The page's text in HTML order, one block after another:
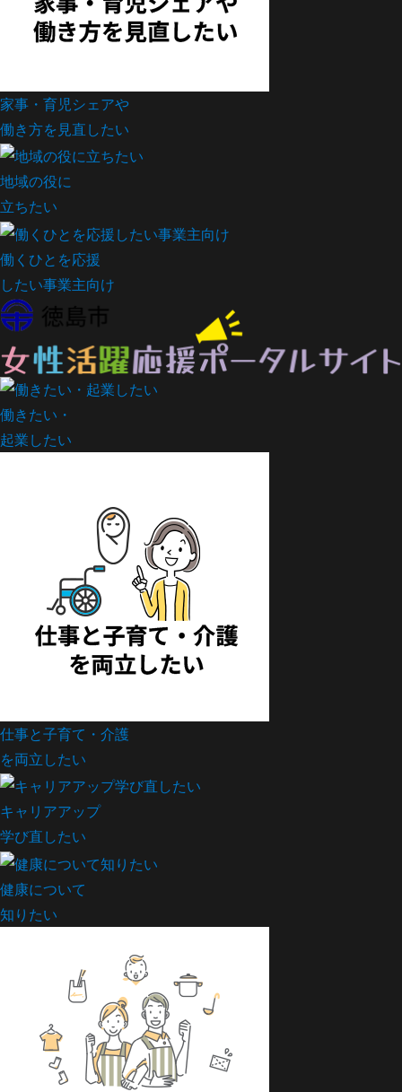
家事・育児シェアや
働き方を見直したい
地域の役に
立ちたい
働くひとを応援
したい事業主向け
働きたい・
起業したい
仕事と子育て・介護
を両立したい
キャリアアップ
学び直したい
健康について
知りたい